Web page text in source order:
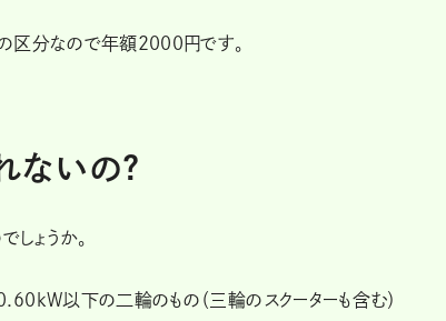
区分なので年額2000円です。
ないの?
ょうか。
以下の二輪のもの（三輪のスクーターも含む）